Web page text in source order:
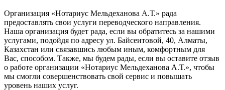
Организация «Нотариус Мельдеханова А.Т.» рада
предоставлять свои услуги переводческого направления.
Наша организация будет рада, если вы обратитесь за нашими
услугами, подойдя по адресу ул. Байсеитовой, 40, Алматы,
Казахстан или связавшись любым иным, комфортным для
Вас, способом. Также, мы будем рады, если вы оставите отзыв
о работе организации «Нотариус Мельдеханова А.Т.», чтобы
мы смогли совершенствовать свой сервис и повышать
уровень наших услуг.